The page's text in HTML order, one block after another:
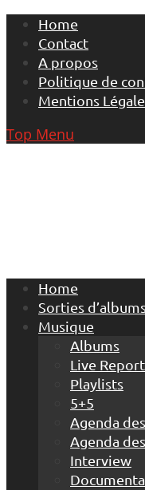
Skip
content
Home
Contact
A propos
Politique de
Mentions
Top Menu
Home
Sorties
Musique
Albums
Live Report
Playlists
5+5
Agenda
Agenda
Interview